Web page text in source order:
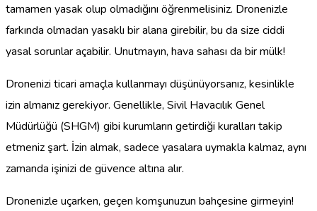
tamamen yasak olup olmadığını öğrenmelisiniz. Dronenizle
farkında olmadan yasaklı bir alana girebilir, bu da size ciddi
yasal sorunlar açabilir. Unutmayın, hava sahası da bir mülk!
Dronenizi ticari amaçla kullanmayı düşünüyorsanız, kesinlikle
izin almanız gerekiyor. Genellikle, Sivil Havacılık Genel
Müdürlüğü (SHGM) gibi kurumların getirdiği kuralları takip
etmeniz şart. İzin almak, sadece yasalara uymakla kalmaz, aynı
zamanda işinizi de güvence altına alır.
Dronenizle uçarken, geçen komşunuzun bahçesine girmeyin!